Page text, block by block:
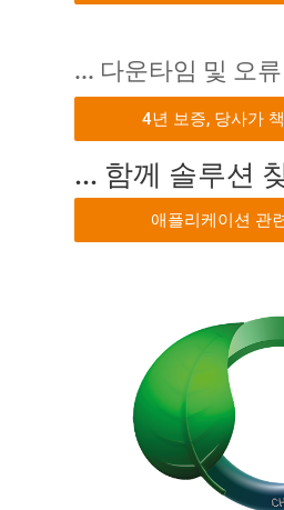
... 다운타임 및 오
4년 보증, 당사가
... 함께 솔루션
애플리케이션 관